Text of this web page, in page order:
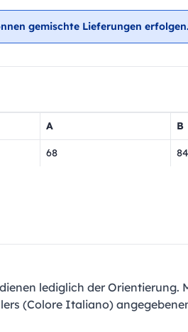
gemischte Lieferungen erfolgen.
A B
68 84
lediglich der Orientierung.
(Colore Italiano)